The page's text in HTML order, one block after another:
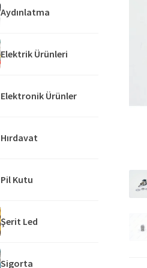
Aydınlatma
Elektrik Ürünleri
Elektronik Ürünler
Hırdavat
Pil Kutu
Şerit Led
Sigorta